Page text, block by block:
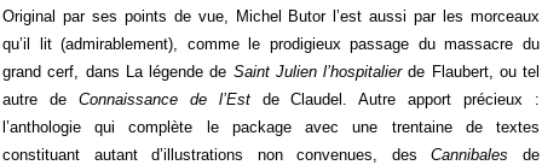
Original par ses points de vue, Michel Butor l’est aussi par les morceaux
qu’il lit (admirablement), comme le prodigieux passage du massacre du
grand cerf, dans La légende de Saint Julien l’hospitalierde Flaubert, ou tel
autre de Connaissance de l’Estde Claudel. Autre apport précieux :
l’anthologie qui complète le package avec une trentaine de textes
constituant autant d’illustrations non convenues, desCannibales de